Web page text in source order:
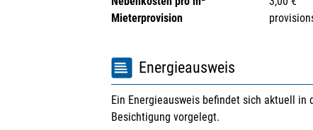
Mieterprovision
Energieausweis
Ein Energieausweis befindet sich aktuell in
Besichtigung vorgelegt.